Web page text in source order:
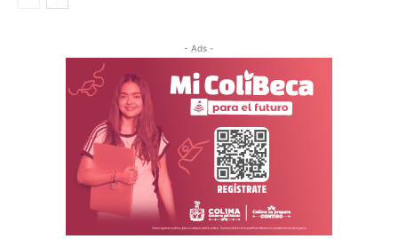
- Ads -